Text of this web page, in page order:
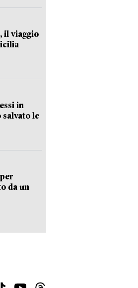
il viaggio
in
salvato le
da un